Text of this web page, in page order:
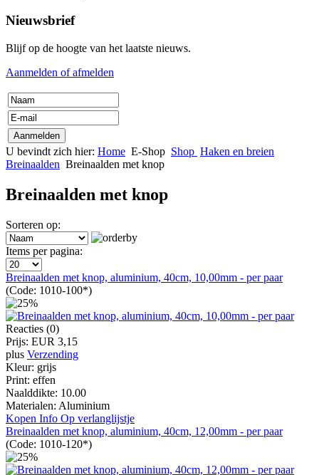
Nieuwsbrief
Blijf op de hoogte van het laatste nieuws.
Aanmelden of afmelden
U bevindt zich hier: Home E-Shop Shop Haken en breien
Breinaalden Breinaalden met knop
Breinaalden met knop
Sorteren op:
Items per pagina:
Breinaalden met knop, aluminium, 40cm, 10,00mm - per paar
(Code: 1010-100*)
Reacties (0)
Prijs: EUR 3,15
plus Verzending
Kleur: grijs
Print: effen
Naalddikte: 10.00
Materialen: Aluminium
Kopen Info Op verlanglijstje
Breinaalden met knop, aluminium, 40cm, 12,00mm - per paar
(Code: 1010-120*)